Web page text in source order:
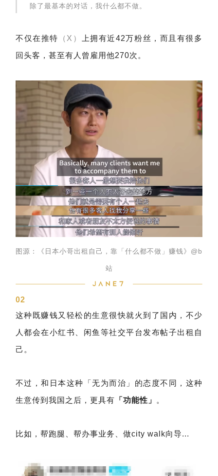
除了最基本的对话，我什么都不做。
不仅在推特 （X） 上拥有近42万粉丝，而且有很多
回头客，甚至有人曾雇用他270次。
图源：《日本小哥出租自己，靠「什么都不做」赚钱》@b
站
02
这种既赚钱又轻松的生意很快就火到了国内，不少
人都会在小红书、闲鱼等社交平台发布帖子出租自
己。
不过，和日本这种「无为而治」的态度不同，这种
生意传到我国之后，更具有 「功能性」 。
比如，帮跑腿、帮办事业务、做city walk向导...